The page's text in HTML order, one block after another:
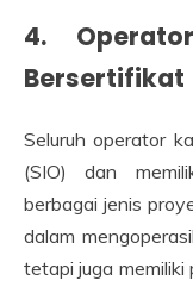
4.
Bersertifikat
Seluruh operator
(SIO) dan
berbagai jenis
dalam
tetapi juga